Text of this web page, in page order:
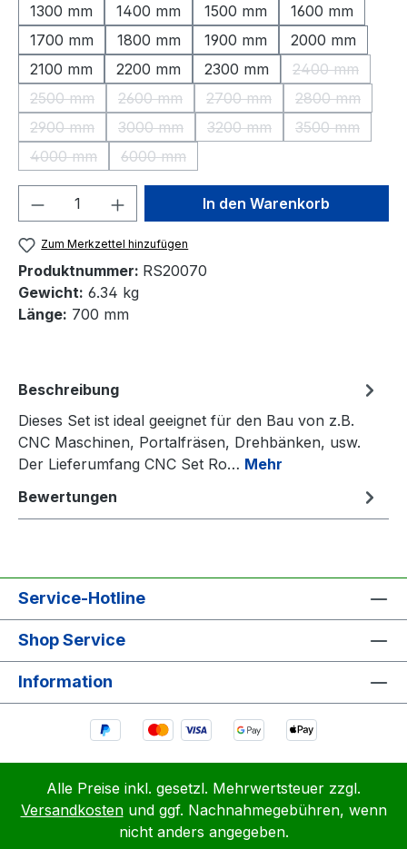
1300 mm
1400 mm 1500 mm
1600 mm
1700 mm
1800 mm 1900 mm
2000 mm
2100 mm
2200 mm 2300 mm 2400 mm
(Diese
2500 mm
(Diese Option ist zurzeit nicht verfügbar.)
2600 mm
(Diese Option ist zurzeit nicht verfügbar.)
2700 mm
(Diese Option ist zurzeit
2800 mm
(Diese
2900 mm
(Diese Option ist zurzeit nicht verfügbar.)
3000 mm
(Diese Option ist zurzeit nicht verfügbar.)
3200 mm
(Diese Option ist zurzeit
3500 mm
(Diese
4000 mm
(Diese Option ist zurzeit nicht verfügbar.)
6000 mm
(Diese Option ist zurzeit nicht verfügbar.)
Produkt Anzahl: Gib denIn den Warenkorb
Zum Merkzettel hinzufügen
Produktnummer: RS20070
Gewicht: 6.34 kg
Länge: 700 mm
Beschreibung
Dieses Set ist ideal geeignet für den Bau von z.B.
CNC Maschinen, Portalfräsen, Drehbänken, usw.
Der Lieferumfang CNC Set Ro… Mehr
Bewertungen
Service-Hotline
Shop Service
Information
Alle Preise inkl. gesetzl. Mehrwertsteuer zzgl.
Versandkostenund ggf. Nachnahmegebühren, wenn
nicht anders angegeben.